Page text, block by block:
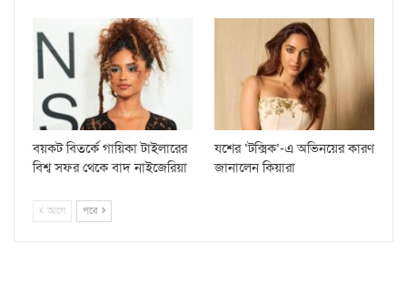
বয়কট বিতর্কে গায়িকা টাইলারের
বিশ্ব সফর থেকে বাদ নাইজেরিয়া
যশের ‘টক্সিক’-এ অভিনয়ের কারণ
জানালেন কিয়ারা
আগে পরে